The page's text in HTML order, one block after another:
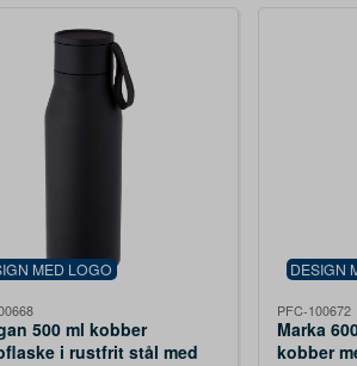
MED LOGO
500 ml kobber
i rustfrit stål med
DESIGN
PFC-100672
Marka
kobber